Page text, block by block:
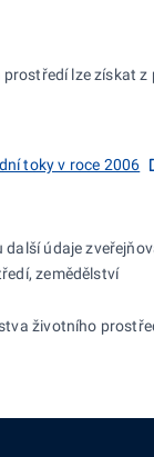
lze získat z
toky v roce 2006
údaje
zemědělství
životního